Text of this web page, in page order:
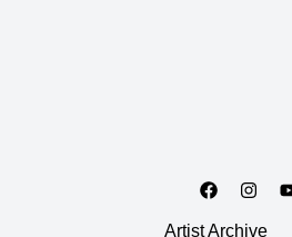
Artist Archive